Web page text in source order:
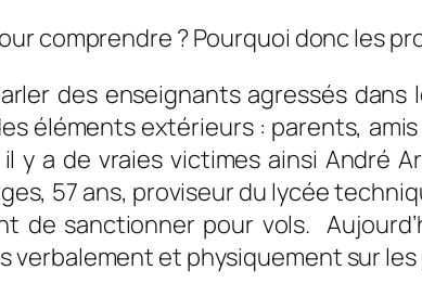
comprendre ? Pourquoi donc les
des enseignants agressés
éléments extérieurs : parents,
y a de vraies victimes ainsi André
57 ans, proviseur du lycée
de sanctionner pour vols.
verbalement et physiquement sur